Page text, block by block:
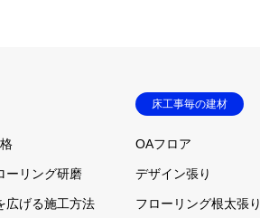
ーリング研磨
広げる施工方法
床工事毎の建材
OAフロア
デザイン張り
フローリング根太張り